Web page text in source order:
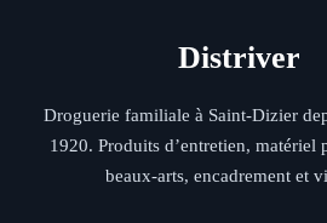
Distriver
Droguerie familiale à Saint-Dizier
1920. Produits d’entretien, matériel
beaux-arts, encadrement et